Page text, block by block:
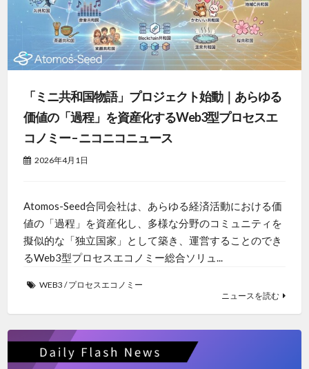
「ミニ共和国物語」プロジェクト始動｜あらゆる
価値の「過程」を資産化するWeb3型プロセスエ
コノミー – ニコニコニュース
2026年4月1日
Atomos-Seed合同会社は、あらゆる経済活動における価
値の「過程」を資産化し、多様な分野のコミュニティを
擬似的な「独立国家」として築き、運営することのでき
るWeb3型プロセスエコノミー総合ソリュ...
WEB3 /プロセスエコノミー
ニュースを読む